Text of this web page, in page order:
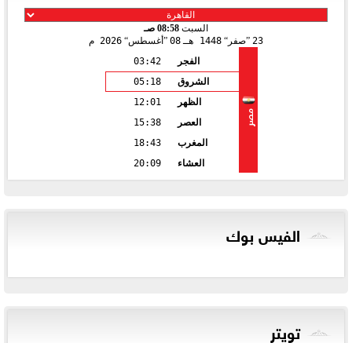
السبت 08:58 صـ
23
صفر 1448 هـ 08 أغسطس 2026 م
مصر
الفجر
03:42
الشروق
05:18
الظهر
12:01
العصر
15:38
المغرب
18:43
العشاء
20:09
الفيس بوك
تويتر